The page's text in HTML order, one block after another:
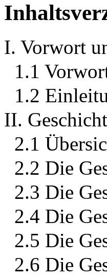
I. Vorwort
1.1
1.2
II.
2.1
2.2 Die
2.3 Die
2.4 Die
2.5 Die
2.6 Die